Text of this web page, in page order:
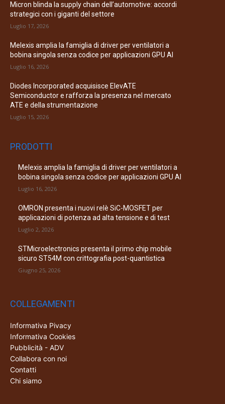
Micron blinda la supply chain dell’automotive: accordi
strategici con i giganti del settore
Luglio 17, 2026
Melexis amplia la famiglia di driver per ventilatori a
bobina singola senza codice per applicazioni GPU AI
Luglio 16, 2026
Diodes Incorporated acquisisce ElevATE
Semiconductor e rafforza la presenza nel mercato
ATE e della strumentazione
Luglio 15, 2026
PRODOTTI
Melexis amplia la famiglia di driver per ventilatori a
bobina singola senza codice per applicazioni GPU AI
Luglio 16, 2026
OMRON presenta i nuovi relè SiC-MOSFET per
applicazioni di potenza ad alta tensione e di test
Luglio 2, 2026
STMicroelectronics presenta il primo chip mobile
sicuro ST54M con crittografia post-quantistica
Giugno 25, 2026
COLLEGAMENTI
Informativa Pivacy
Informativa Cookies
Pubblicità - ADV
Collabora con noi
Contatti
Chi siamo